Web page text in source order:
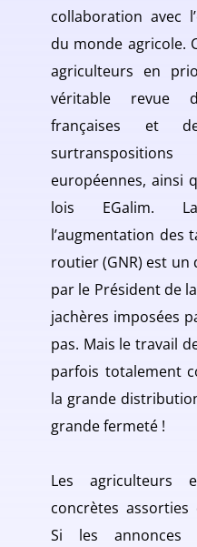
collaboration avec
du monde agricole.
agriculteurs en
véritable revue
françaises et
européennes, ainsi
lois EGalim.
l’augmentation des
routier (GNR) est un
par le Président de
jachères imposées
pas. Mais le travail
parfois totalement
la grande
grande fermeté !
Les agriculteurs
concrètes assorties
Si les